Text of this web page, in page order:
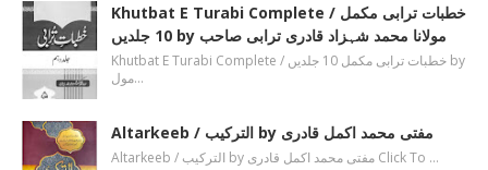
Khutbat E Turabi Complete / خطبات ترابی مکمل
10 جلدیں by مولانا محمد شہزاد قادری ترابی صاحب
Khutbat E Turabi Complete / خطبات ترابی مکمل 10 جلدیں by
مول…
Altarkeeb / الترکیب by مفتی محمد اکمل قادری
Altarkeeb / الترکیب by مفتی محمد اکمل قادری Click To …